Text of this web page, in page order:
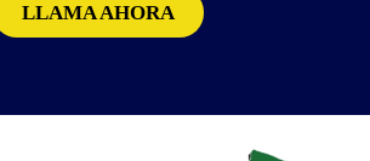
LLAMA AHORA